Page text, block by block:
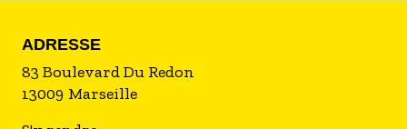
ADRESSE
83 Boulevard Du Redon
13009 Marseille